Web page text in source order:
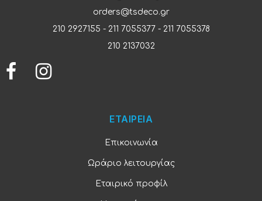
orders@tsdeco.gr
210 2927155 - 211 7055377- 211 7055378
210 2137032
ΕΤΑΙΡΕΙΑ
Επικοινωνία
Ωράριο λειτουργίας
Εταιρικό προφίλ